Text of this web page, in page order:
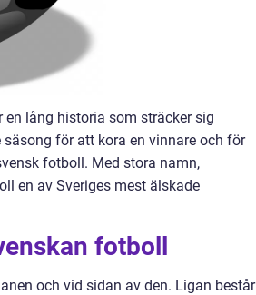
lång historia som sträcker sig
för att kora en vinnare och för
fotboll. Med stora namn,
en av Sveriges mest älskade
fotboll
och vid sidan av den. Ligan består